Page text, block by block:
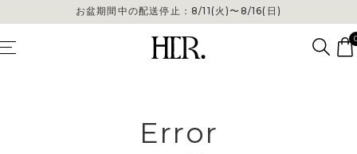
お盆期間中の配送停止：8/11(火)〜8/16(日)
Error